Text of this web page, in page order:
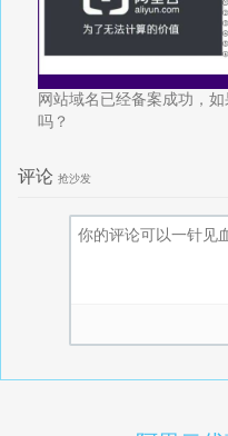
网站域名已经备案成功，
吗？
评论 抢沙发